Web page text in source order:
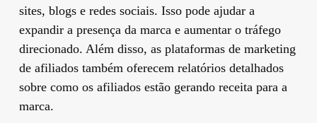
sites, blogs e redes sociais. Isso pode ajudar a
expandir a presença da marca e aumentar o tráfego
direcionado. Além disso, as plataformas de marketing
de afiliados também oferecem relatórios detalhados
sobre como os afiliados estão gerando receita para a
marca.